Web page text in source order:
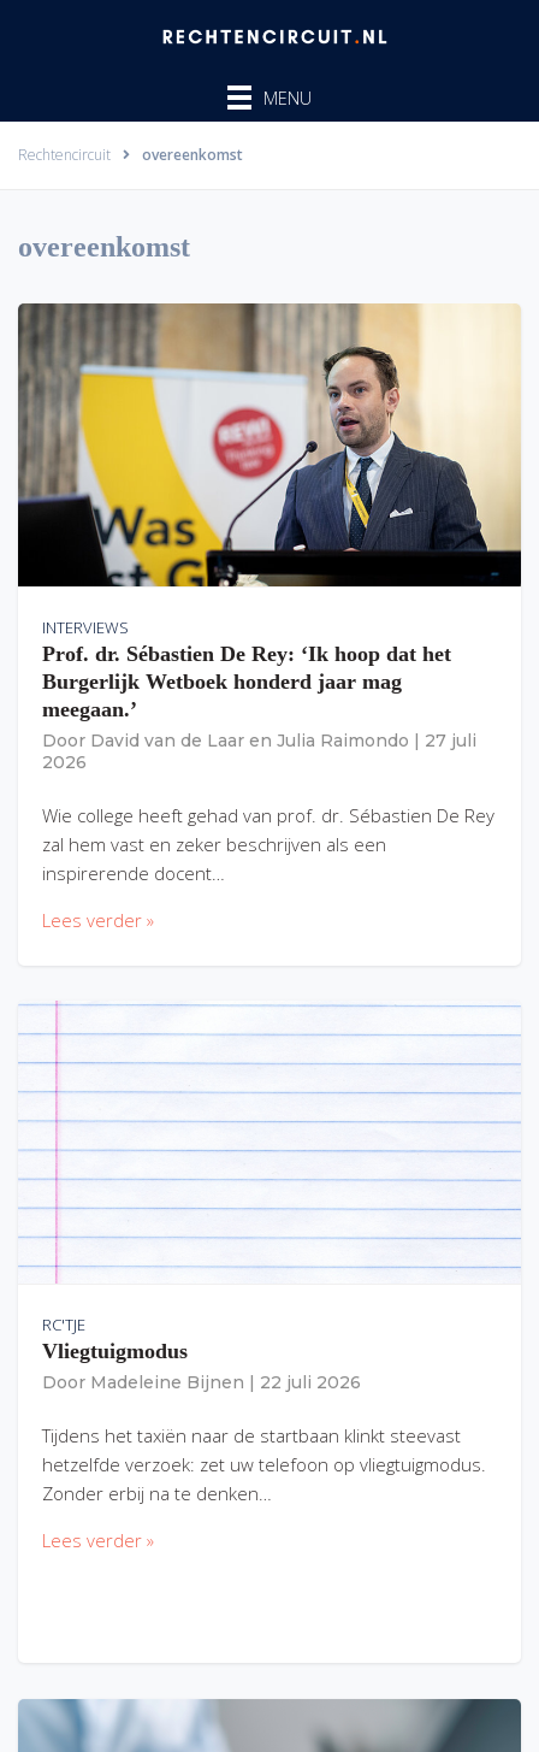
MENU
Rechtencircuit overeenkomst
overeenkomst
INTERVIEWS
Prof. dr. Sébastien De Rey: ‘Ik hoop dat het
Burgerlijk Wetboek honderd jaar mag
meegaan.’
Door David van de Laar en Julia Raimondo
27 juli
2026
Wie college heeft gehad van prof. dr. Sébastien De Rey
zal hem vast en zeker beschrijven als een
inspirerende docent…
Lees verder »
RC'TJE
Vliegtuigmodus
Door Madeleine Bijnen 22 juli 2026
Tijdens het taxiën naar de startbaan klinkt steevast
hetzelfde verzoek: zet uw telefoon op vliegtuigmodus.
Zonder erbij na te denken…
Lees verder »